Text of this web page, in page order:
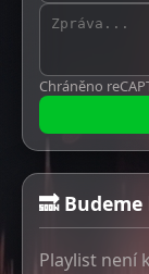
Chráněno
🔜
Playlist není